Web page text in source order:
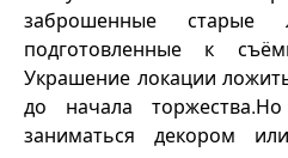
заброшенные
подготовленные к
Украшение локации
до начала
заниматься декором